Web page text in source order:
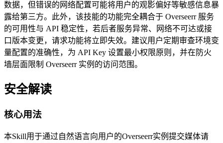
数据，但错误的网络配置可能将用户的观影偏好等敏感信息暴
露给第三方。此外，该技能的功能完全耦合于 Overseerr 服务
的可用性与 API 稳定性，若后者服务异常、网络不可达或接
口版本变更，请求功能将立即失效。建议用户定期审查环境变
量配置的准确性，为 API Key 设置最小权限原则，并在防火
墙层面限制 Overseerr 实例的访问范围。
安全解读
核心用法
本Skill用于通过自然语言向用户的Overseerr实例提交媒体请